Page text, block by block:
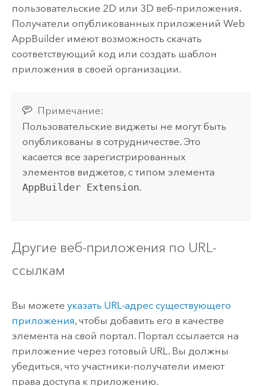
пользовательские 2D или 3D веб-приложения.
Получатели опубликованных приложений Web
AppBuilderимеют возможность скачать
соответствующий код или создать шаблон
приложения в своей организации.
Примечание:
Пользовательские виджеты не могут быть
опубликованы в сотрудничестве. Это
касается все зарегистрированных
элементов виджетов, с типом элемента
AppBuilder Extension.
Другие веб-приложения по URL-
ссылкам
Вы можете указать URL-адрес существующего
приложения, чтобы добавить его в качестве
элемента на свой портал. Портал ссылается на
приложение через готовый URL. Вы должны
убедиться, что участники-получатели имеют
права доступа к приложению.